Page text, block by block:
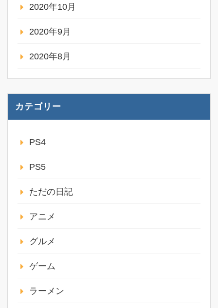
2020年10月
2020年9月
2020年8月
カテゴリー
PS4
PS5
ただの日記
アニメ
グルメ
ゲーム
ラーメン